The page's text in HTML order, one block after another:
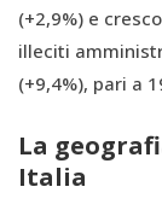
(+2,9%) e
illeciti
(+9,4%), pari a
La
Italia